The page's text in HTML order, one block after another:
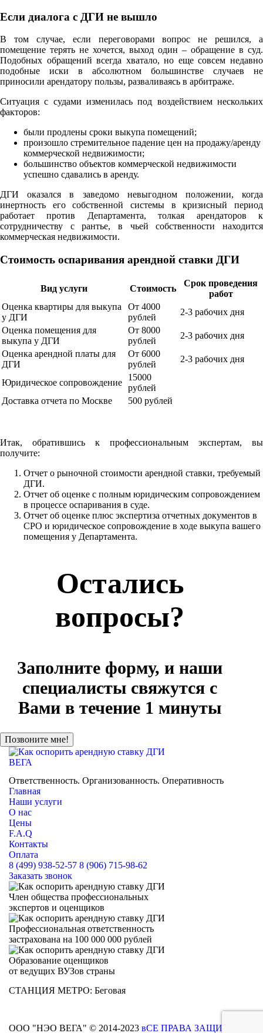
Если диалога с ДГИ не вышло
В том случае, если переговорами вопрос не решился, а
помещение терять не хочется, выход один – обращение в суд.
Подобных обращений всегда хватало, но еще совсем недавно
подобные иски в абсолютном большинстве случаев не
приносили арендатору пользы, разваливаясь в арбитраже.
Ситуация с судами изменилась под воздействием нескольких
факторов:
были продлены сроки выкупа помещений;
произошло стремительное падение цен на продажу/аренду
коммерческой недвижимости;
большинство объектов коммерческой недвижимости
успешно сдавались в аренду.
ДГИ оказался в заведомо невыгодном положении, когда
инертность его собственной системы в кризисный период
работает против Департамента, толкая арендаторов к
сотрудничеству с рантье, в чьей собственности находится
коммерческая недвижимости.
Стоимость оспаривания арендной ставки ДГИ
Вид услуги Стоимость
Срок проведения
работ
Оценка квартиры для выкупа
у ДГИ
От 4000
рублей
2-3 рабочих дня
Оценка помещения для
выкупа у ДГИ
От 8000
рублей
2-3 рабочих дня
Оценка арендной платы для
ДГИ
От 6000
рублей
2-3 рабочих дня
Юридическое сопровождение
15000
рублей
Доставка отчета по Москве
500 рублей
Итак, обратившись к профессиональным экспертам, вы
получите:
Отчет о рыночной стоимости арендной ставки, требуемый
ДГИ.
Отчет об оценке с полным юридическим сопровождением
в процессе оспаривания в суде.
Отчет об оценке плюс экспертиза отчетных документов в
СРО и юридическое сопровождение в ходе выкупа вашего
помещения у Департамента.
Остались
вопросы?
Заполните форму, и наши
специалисты свяжутся с
Вами в течение 1 минуты
ВЕГА
Ответственность. Организованность. Оперативность
Главная
Наши услуги
О нас
Цены
F.A.Q
Контакты
Оплата
8 (499) 938-52-57 8 (906) 715-98-62
Заказать звонок
Член общества профессиональных
экспертов и оценщиков
Профессиональная ответственность
застрахована на 100 000 000 рублей
Образование оценщиков
от ведущих ВУЗов страны
СТАНЦИЯ МЕТРО: Беговая
ООО "НЭО ВЕГА" © 2014-2023 вСЕ ПРАВА ЗАЩИЩЕНЫ